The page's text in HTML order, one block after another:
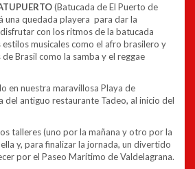
(Batucada de El Puerto de
una quedada playera para dar la
con los ritmos de la batucada
musicales como el afro brasilero y
Brasil como la samba y el reggae
en nuestra maravillosa Playa de
del antiguo restaurante Tadeo, al inicio del
talleres (uno por la mañana y otro por la
y, para finalizar la jornada, un divertido
por el Paseo Marítimo de Valdelagrana.